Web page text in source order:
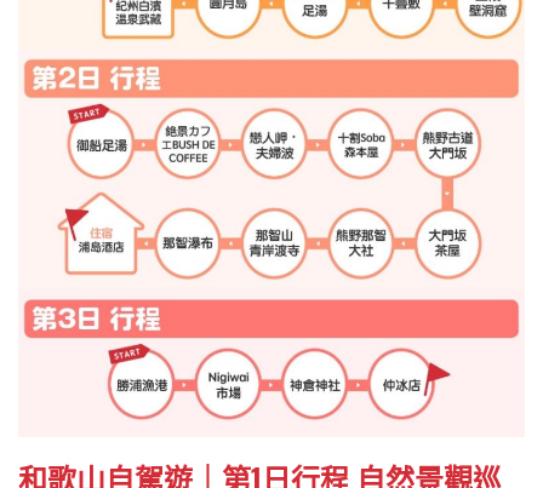
和歌山自駕遊｜第1日行程 自然景觀巡